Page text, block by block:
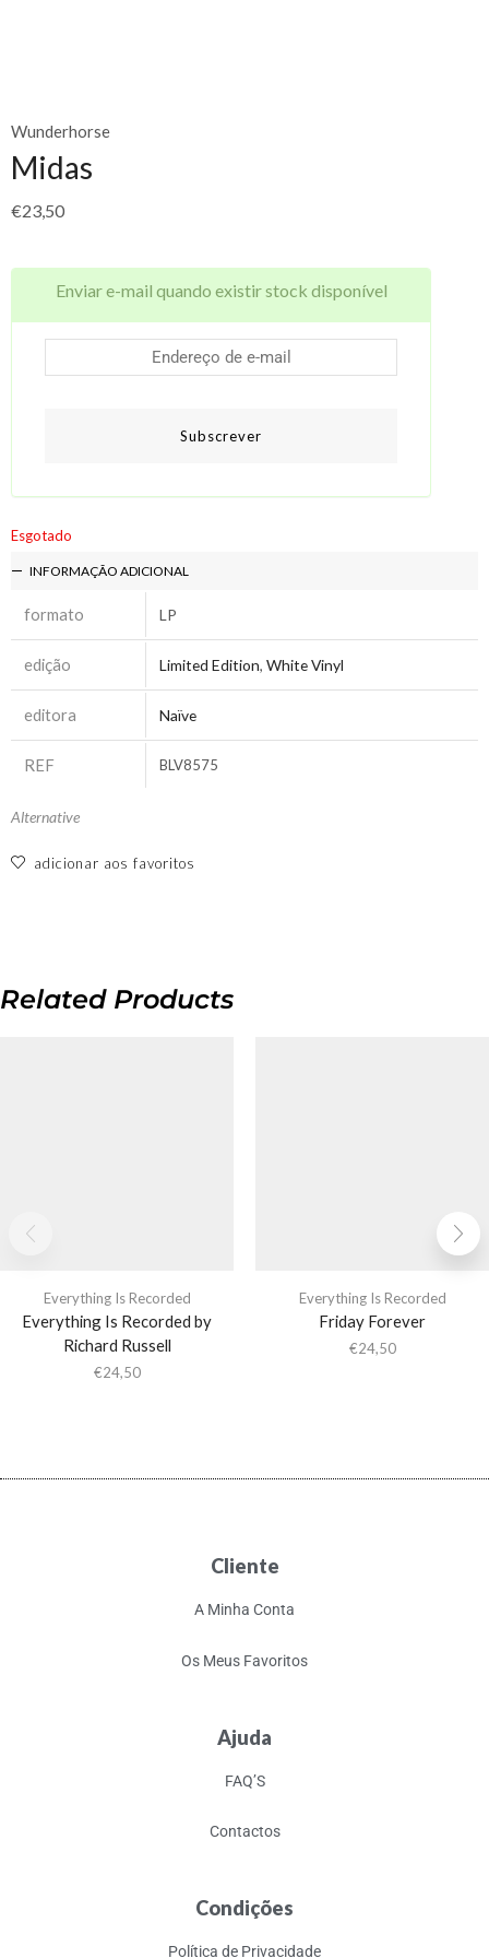
Wunderhorse
Midas
€23,50
Enviar e-mail quando existir stock disponível
Subscrever
Esgotado
INFORMAÇÃO ADICIONAL
formato LP
edição Limited Edition, White Vinyl
editora Naïve
REF BLV8575
Alternative
adicionar aos favoritos
Related Products
Everything Is Recorded
Everything Is Recorded by
Richard Russell
€24,50
Everything Is Recorded
Friday Forever
€24,50
Cliente
A Minha Conta
Os Meus Favoritos
Ajuda
FAQ’S
Contactos
Condições
Política de Privacidade